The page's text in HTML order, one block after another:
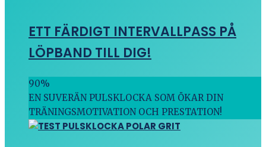
ETT FÄRDIGT INTERVALLPASS PÅ
LÖPBAND TILL DIG!
90%
EN SUVERÄN PULSKLOCKA SOM ÖKAR DIN
TRÄNINGSMOTIVATION OCH PRESTATION!